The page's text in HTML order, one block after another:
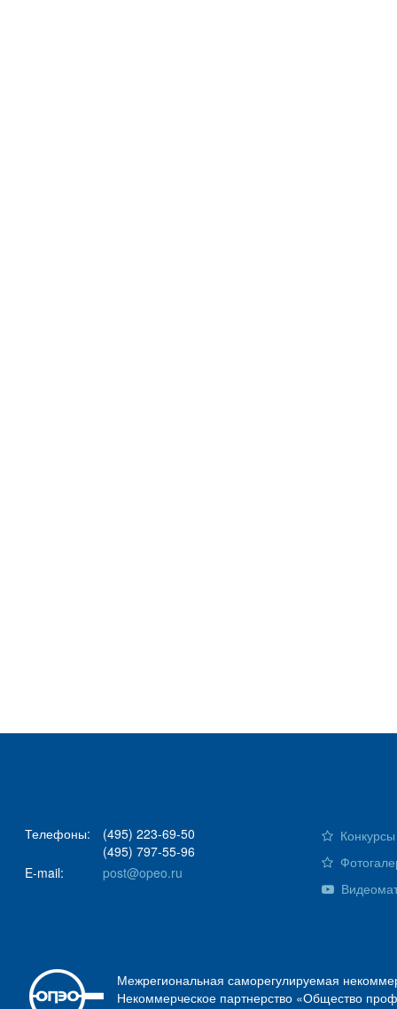
Телефоны:
(495) 223-69-50
(495) 797-55-96
E-mail:
post@opeo.ru
Межрегиональная саморегулируемая
Некоммерческое партнерство «Общество